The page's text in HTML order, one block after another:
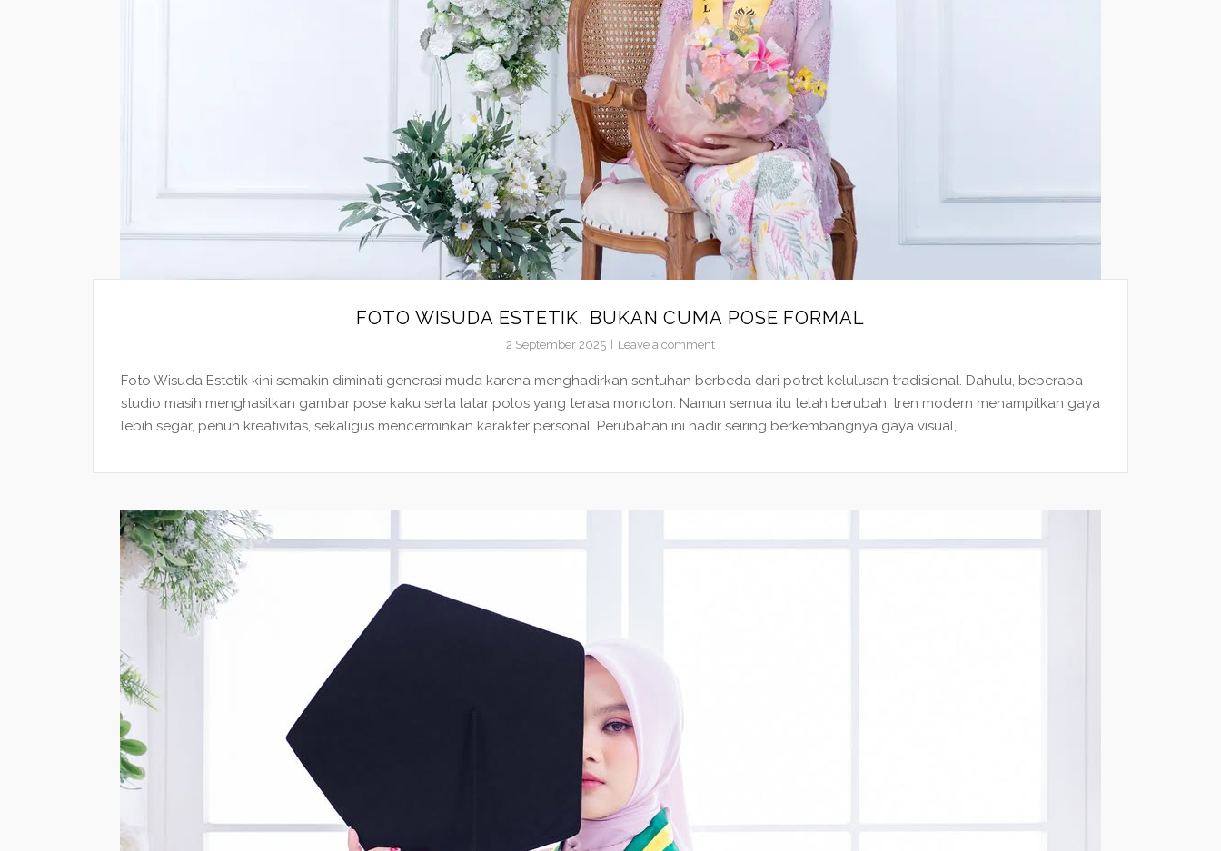
FOTO WISUDA ESTETIK, BUKAN CUMA POSE FORMAL
2 September 2025 Leave a comment
Foto Wisuda Estetik kini semakin diminati generasi muda karena menghadirkan sentuhan berbeda dari potret kelulusan tradisional. Dahulu, beberapa
studio masih menghasilkan gambar pose kaku serta latar polos yang terasa monoton. Namun semua itu telah berubah, tren modern menampilkan gaya
lebih segar, penuh kreativitas, sekaligus mencerminkan karakter personal. Perubahan ini hadir seiring berkembangnya gaya visual,...